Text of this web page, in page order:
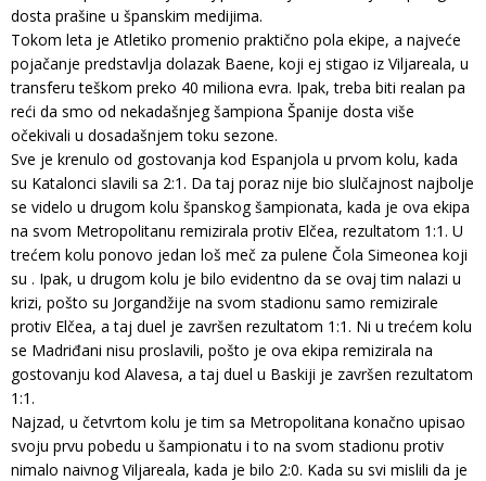
dosta prašine u španskim medijima.
Tokom leta je Atletiko promenio praktično pola ekipe, a najveće
pojačanje predstavlja dolazak Baene, koji ej stigao iz Viljareala, u
transferu teškom preko 40 miliona evra. Ipak, treba biti realan pa
reći da smo od nekadašnjeg šampiona Španije dosta više
očekivali u dosadašnjem toku sezone.
Sve je krenulo od gostovanja kod Espanjola u prvom kolu, kada
su Katalonci slavili sa 2:1. Da taj poraz nije bio slulčajnost najbolje
se videlo u drugom kolu španskog šampionata, kada je ova ekipa
na svom Metropolitanu remizirala protiv Elčea, rezultatom 1:1. U
trećem kolu ponovo jedan loš meč za pulene Čola Simeonea koji
su . Ipak, u drugom kolu je bilo evidentno da se ovaj tim nalazi u
krizi, pošto su Jorgandžije na svom stadionu samo remizirale
protiv Elčea, a taj duel je završen rezultatom 1:1. Ni u trećem kolu
se Madriđani nisu proslavili, pošto je ova ekipa remizirala na
gostovanju kod Alavesa, a taj duel u Baskiji je završen rezultatom
1:1.
Najzad, u četvrtom kolu je tim sa Metropolitana konačno upisao
svoju prvu pobedu u šampionatu i to na svom stadionu protiv
nimalo naivnog Viljareala, kada je bilo 2:0. Kada su svi mislili da je